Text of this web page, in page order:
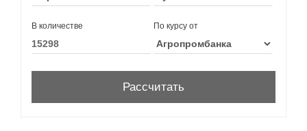
В количестве По курсу от